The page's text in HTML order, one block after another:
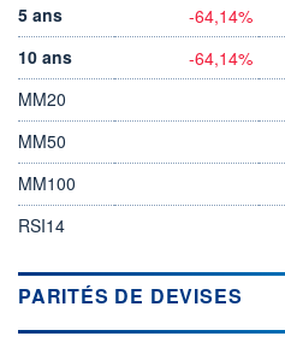
5 ans
-64,14%
10 ans
-64,14%
MM20
MM50
MM100
RSI14
PARITÉS DE DEVISES